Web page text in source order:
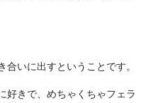
いに出すということです。
好きで、めちゃくちゃフェラ